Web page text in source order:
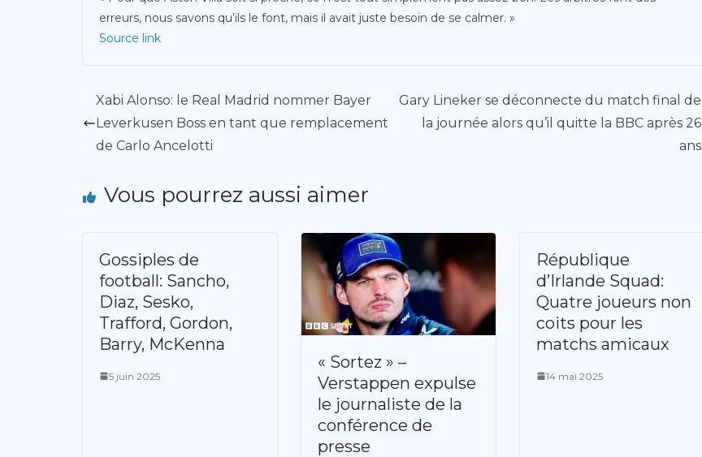
erreurs, nous savons qu’ils le font, mais il avait juste besoin de se calmer. »
Source link
Xabi Alonso: le Real Madrid nommer Bayer
Leverkusen Boss en tant que remplacement
de Carlo Ancelotti
Gary Lineker se déconnecte du match final de
la journée alors qu’il quitte la BBC après 26
ans
Vous pourrez aussi aimer
Gossiples de
football: Sancho,
Diaz, Sesko,
Trafford, Gordon,
Barry, McKenna
5 juin 2025
« Sortez » –
Verstappen expulse
le journaliste de la
conférence de
presse
République
d’Irlande Squad:
Quatre joueurs non
coits pour les
matchs amicaux
14 mai 2025